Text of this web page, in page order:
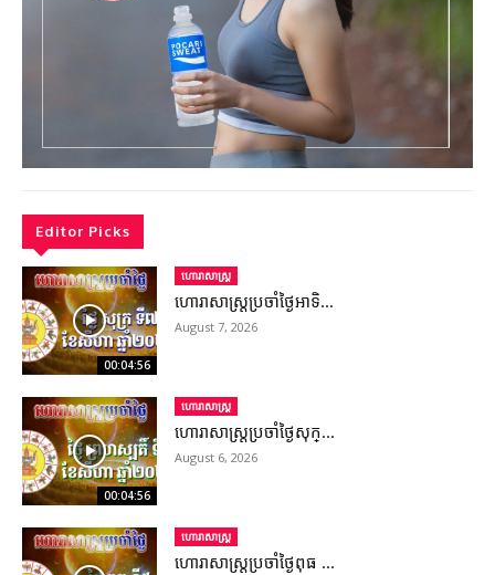
Editor Picks
00:04:56
ហោរាសាស្ត្រ
ហោរាសាស្រ្តប្រចាំថ្ងៃអាទិ...
August 7, 2026
00:04:56
ហោរាសាស្ត្រ
ហោរាសាស្រ្តប្រចាំថ្ងៃសុក្...
August 6, 2026
ហោរាសាស្ត្រ
ហោរាសាស្រ្តប្រចាំថ្ងៃពុធ ...